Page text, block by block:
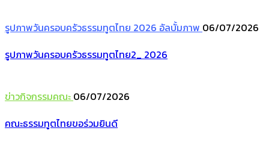
รูปภาพวันครอบครัวธรรมทูตไทย 2026 อัลบั้มภาพ 06/07/2026
รูปภาพวันครอบครัวธรรมทูตไทย2_ 2026
ข่าวกิจกรรมคณะ 06/07/2026
คณะธรรมทูตไทยขอร่วมยินดี